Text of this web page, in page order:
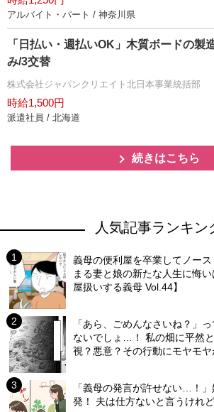
アルバイト・パート / 神奈川県
「日払い・週払いOK」木質ボードの製
み/3交替
株式会社ジャパンクリエイト北日本事業統括部
時給1,500円
派遣社員 / 北海道
続きはこちら
人気記事ランキン
義母の便利屋を卒業してノー
まる妻と娘の新たな人生に悔
屋扱いする義母 Vol.44】
「あら、ごめんなさいね？」
ないでしょ…！ 私の畑に平然
視？悪意？その行動にモヤモ
「義母の発言が許せない…！
発！ 夫は仕方ないと言うけれ